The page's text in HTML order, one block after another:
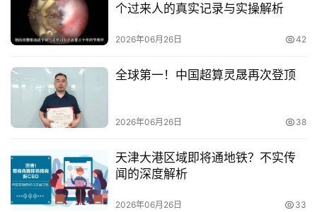
个过来人的真实记录与实操解析
2026年06月26日 42
全球第一！中国超算灵晟再次登顶
2026年06月26日 38
天津大港区域即将通地铁？不实传
闻的深度解析
2026年06月26日 33